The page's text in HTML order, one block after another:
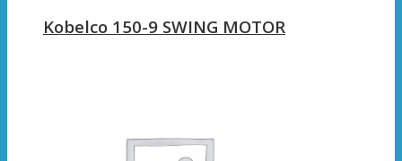
Kobelco 150-9 SWING MOTOR